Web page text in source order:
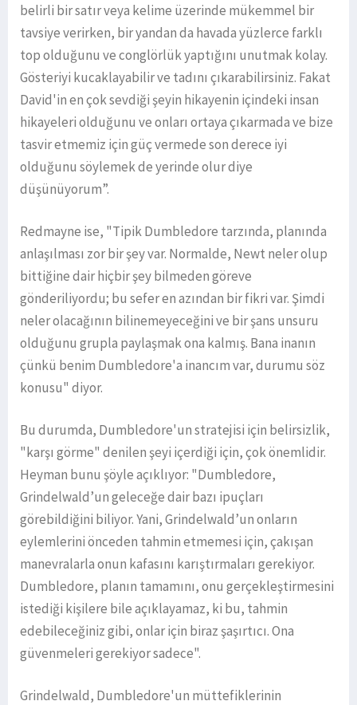
belirli bir satır veya kelime üzerinde mükemmel bir
tavsiye verirken, bir yandan da havada yüzlerce farklı
top olduğunu ve conglörlük yaptığını unutmak kolay.
Gösteriyi kucaklayabilir ve tadını çıkarabilirsiniz. Fakat
David'in en çok sevdiği şeyin hikayenin içindeki insan
hikayeleri olduğunu ve onları ortaya çıkarmada ve bize
tasvir etmemiz için güç vermede son derece iyi
olduğunu söylemek de yerinde olur diye
düşünüyorum”.
Redmayne ise, "Tipik Dumbledore tarzında, planında
anlaşılması zor bir şey var. Normalde, Newt neler olup
bittiğine dair hiçbir şey bilmeden göreve
gönderiliyordu; bu sefer en azından bir fikri var. Şimdi
neler olacağının bilinemeyeceğini ve bir şans unsuru
olduğunu grupla paylaşmak ona kalmış. Bana inanın
çünkü benim Dumbledore'a inancım var, durumu söz
konusu" diyor.
Bu durumda, Dumbledore'un stratejisi için belirsizlik,
"karşı görme" denilen şeyi içerdiği için, çok önemlidir.
Heyman bunu şöyle açıklıyor: "Dumbledore,
Grindelwald’un geleceğe dair bazı ipuçları
görebildiğini biliyor. Yani, Grindelwald’un onların
eylemlerini önceden tahmin etmemesi için, çakışan
manevralarla onun kafasını karıştırmaları gerekiyor.
Dumbledore, planın tamamını, onu gerçekleştirmesini
istediği kişilere bile açıklayamaz, ki bu, tahmin
edebileceğiniz gibi, onlar için biraz şaşırtıcı. Ona
güvenmeleri gerekiyor sadece".
Grindelwald, Dumbledore'un müttefiklerinin